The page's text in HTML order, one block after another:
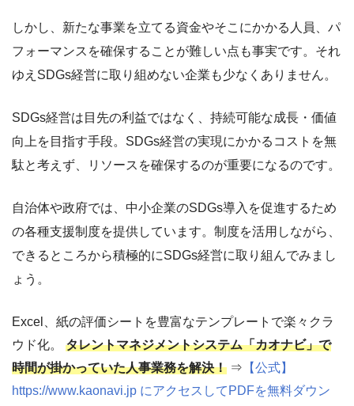
しかし、新たな事業を立てる資金やそこにかかる人員、パ
フォーマンスを確保することが難しい点も事実です。それ
ゆえSDGs経営に取り組めない企業も少なくありません。
SDGs経営は目先の利益ではなく、持続可能な成長・価値
向上を目指す手段。SDGs経営の実現にかかるコストを無
駄と考えず、リソースを確保するのが重要になるのです。
自治体や政府では、中小企業のSDGs導入を促進するため
の各種支援制度を提供しています。制度を活用しながら、
できるところから積極的にSDGs経営に取り組んでみまし
ょう。
Excel、紙の評価シートを豊富なテンプレートで楽々クラ
ウド化。 タレントマネジメントシステム「カオナビ」で
時間が掛かっていた人事業務を解決！ ⇒ 【公式】
https://www.kaonavi.jp にアクセスしてPDFを無料ダウン